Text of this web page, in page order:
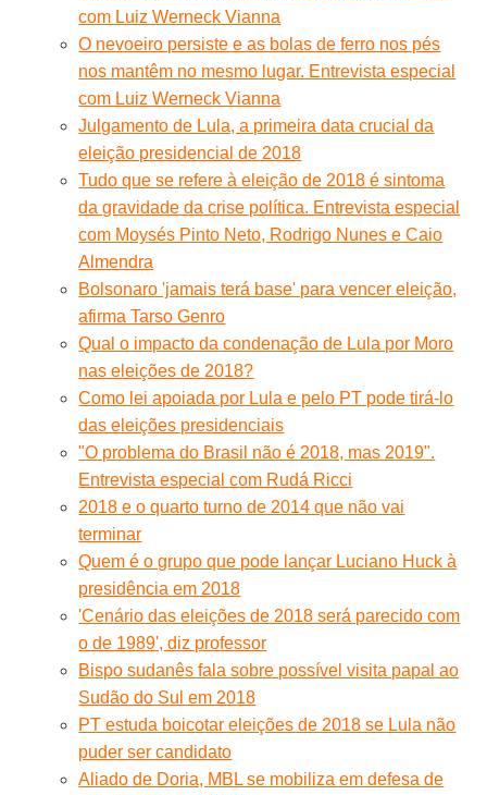
com Luiz Werneck Vianna
O nevoeiro persiste e as bolas de ferro nos pés
nos mantêm no mesmo lugar. Entrevista especial
com Luiz Werneck Vianna
Julgamento de Lula, a primeira data crucial da
eleição presidencial de 2018
Tudo que se refere à eleição de 2018 é sintoma
da gravidade da crise política. Entrevista especial
com Moysés Pinto Neto, Rodrigo Nunes e Caio
Almendra
Bolsonaro 'jamais terá base' para vencer eleição,
afirma Tarso Genro
Qual o impacto da condenação de Lula por Moro
nas eleições de 2018?
Como lei apoiada por Lula e pelo PT pode tirá-lo
das eleições presidenciais
"O problema do Brasil não é 2018, mas 2019".
Entrevista especial com Rudá Ricci
2018 e o quarto turno de 2014 que não vai
terminar
Quem é o grupo que pode lançar Luciano Huck à
presidência em 2018
'Cenário das eleições de 2018 será parecido com
o de 1989', diz professor
Bispo sudanês fala sobre possível visita papal ao
Sudão do Sul em 2018
PT estuda boicotar eleições de 2018 se Lula não
puder ser candidato
Aliado de Doria, MBL se mobiliza em defesa de